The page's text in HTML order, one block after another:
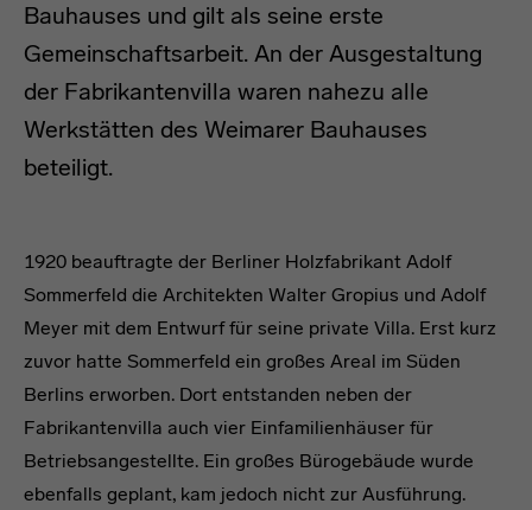
Bauhauses und gilt als seine erste
Gemeinschaftsarbeit. An der Ausgestaltung
der Fabrikantenvilla waren nahezu alle
Werkstätten des Weimarer Bauhauses
beteiligt.
headline
1920 beauftragte der Berliner Holzfabrikant Adolf
Sommerfeld die Architekten Walter Gropius und Adolf
Meyer mit dem Entwurf für seine private Villa. Erst kurz
zuvor hatte Sommerfeld ein großes Areal im Süden
Berlins erworben. Dort entstanden neben der
Fabrikantenvilla auch vier Einfamilienhäuser für
Betriebsangestellte. Ein großes Bürogebäude wurde
ebenfalls geplant, kam jedoch nicht zur Ausführung.